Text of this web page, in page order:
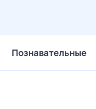
Познавательные